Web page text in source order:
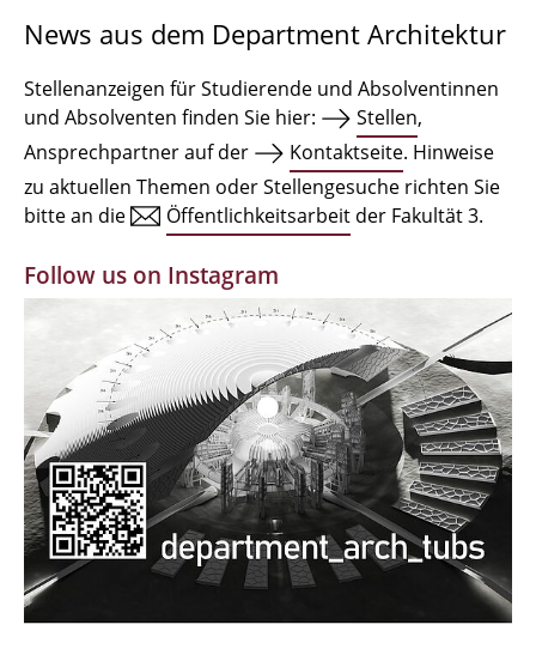
Institute
Einrichtungen
Zeichensäle
MBW | Modellbauwerkstatt
Alumni | cloud club
Dokumente und Downloads
News aus dem Department Architektur
Stellenanzeigen für Studierende und Absolventinnen
und Absolventen finden Sie hier:
Stellen,
Ansprechpartner auf der
Kontaktseite. Hinweise
zu aktuellen Themen oder Stellengesuche richten Sie
bitte an die
Öffentlichkeitsarbeit der Fakultät 3.
Follow us on Instagram